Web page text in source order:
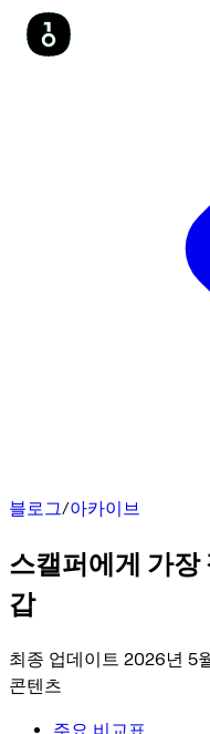
블로그/아카이브
스캘퍼에게 가장
갑
최종 업데이트 2026년 5
콘텐츠